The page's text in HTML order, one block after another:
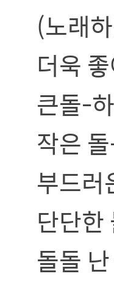
(노래
더욱
큰돌-
작은
부드러
단단한
돌돌